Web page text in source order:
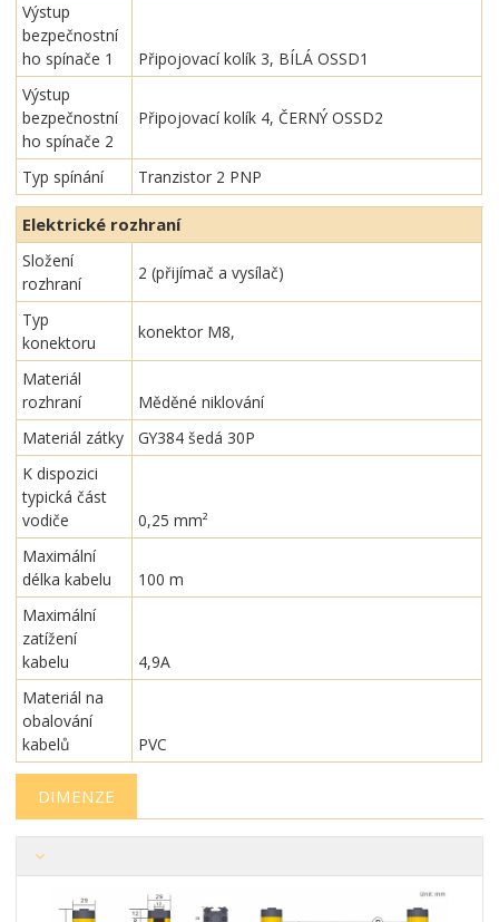
Výstup
bezpečnostní
ho spínače 1
Připojovací kolík 3, BÍLÁ OSSD1
Výstup
bezpečnostní
ho spínače 2
Připojovací kolík 4, ČERNÝ OSSD2
Typ spínání Tranzistor 2 PNP
Elektrické rozhraní
Složení
rozhraní
2 (přijímač a vysílač)
Typ
konektoru
konektor M8,
Materiál
rozhraní
Měděné niklování
Materiál zátky
GY384 šedá 30P
K dispozici
typická část
vodiče
0,25 mm²
Maximální
délka kabelu
100 m
Maximální
zatížení
kabelu
4,9A
Materiál na
obalování
kabelů
PVC
DIMENZE